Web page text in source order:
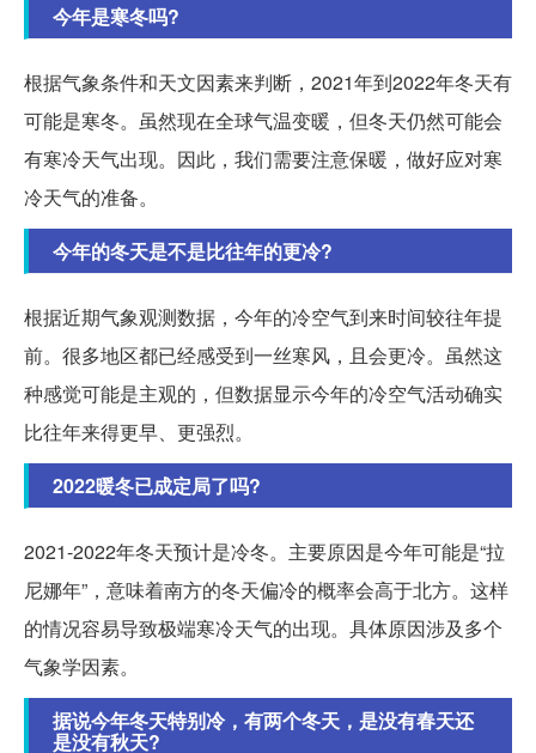
今年是寒冬吗?
根据气象条件和天文因素来判断，2021年到2022年冬天有
可能是寒冬。虽然现在全球气温变暖，但冬天仍然可能会
有寒冷天气出现。因此，我们需要注意保暖，做好应对寒
冷天气的准备。
今年的冬天是不是比往年的更冷?
根据近期气象观测数据，今年的冷空气到来时间较往年提
前。很多地区都已经感受到一丝寒风，且会更冷。虽然这
种感觉可能是主观的，但数据显示今年的冷空气活动确实
比往年来得更早、更强烈。
2022暖冬已成定局了吗?
2021-2022年冬天预计是冷冬。主要原因是今年可能是“拉
尼娜年”，意味着南方的冬天偏冷的概率会高于北方。这样
的情况容易导致极端寒冷天气的出现。具体原因涉及多个
气象学因素。
据说今年冬天特别冷，有两个冬天，是没有春天还
是没有秋天?